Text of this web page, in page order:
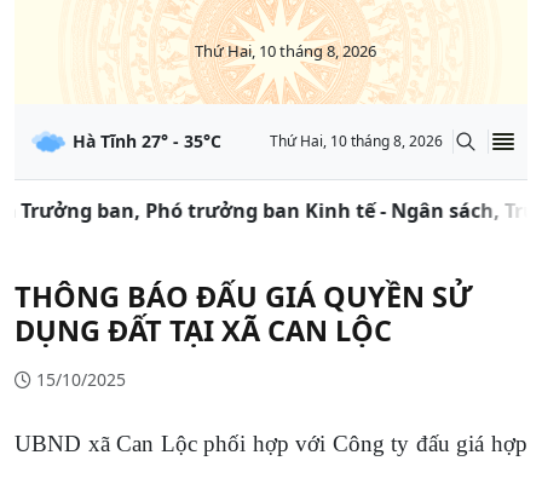
Thứ Hai, 10 tháng 8, 2026
Hà Tĩnh 27° - 35°C Thứ Hai, 10 tháng 8, 2026
ban, Phó trưởng ban Kinh tế - Ngân sách,
THÔNG BÁO ĐẤU GIÁ QUYỀN SỬ
DỤNG ĐẤT TẠI XÃ CAN LỘC
15/10/2025
UBND xã Can Lộc phối hợp với Công ty đấu giá hợp